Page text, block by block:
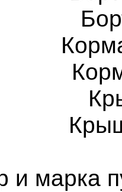
и марка